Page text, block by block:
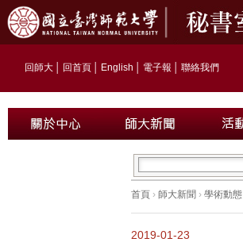
回師大 回首頁 English 電子報 聯絡我們
首頁 › 師大新聞 › 學術動態
2019-01-23